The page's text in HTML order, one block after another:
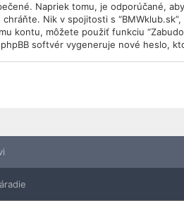
Napriek tomu, je odporúčané,
Nik v spojitosti s
kontu, môžete použiť funkciu
softvér vygeneruje nové heslo,